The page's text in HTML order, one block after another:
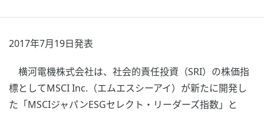
2017年7月19日発表
横河電機株式会社は、社会的責任投資（SRI）の株価指
標としてMSCI Inc.（エムエスシーアイ）が新たに開発し
た「MSCIジャパンESGセレクト・リーダーズ指数」と